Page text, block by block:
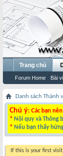
Trang chủ
Forum Home Bài
Danh sách Thành
Chú ý: Các bạn
* Nội quy và Thông
* Nếu bạn thấy
If this is your first